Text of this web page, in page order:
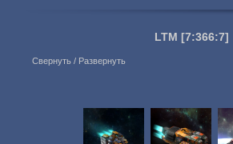
LTM [7:366:7]
Свернуть / Развернуть